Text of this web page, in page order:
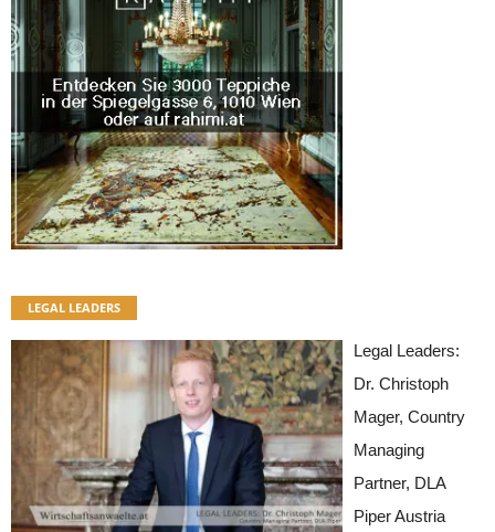
LEGAL LEADERS
Legal Leaders:
Dr. Christoph
Mager, Country
Managing
Partner, DLA
Piper Austria